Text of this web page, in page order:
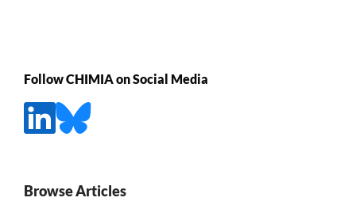
Follow CHIMIA on Social Media
Browse Articles